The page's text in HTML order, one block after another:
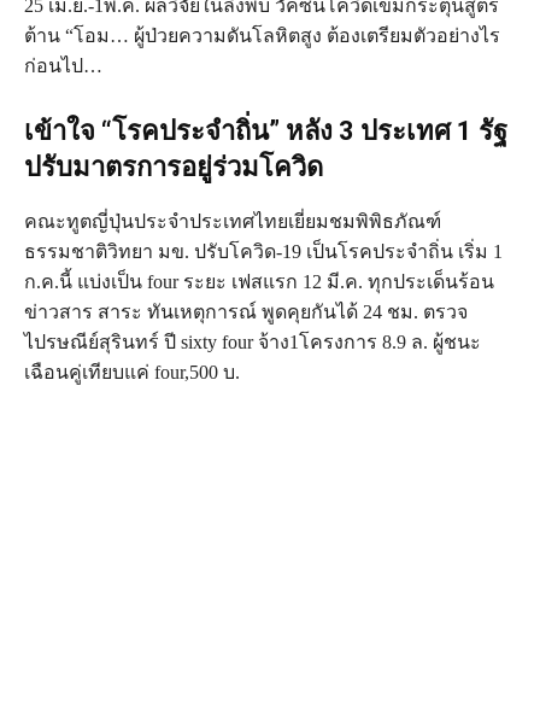
25 เม.ย.-1พ.ค. ผลวิจัยในลิงพบ วัคซีนโควิดเข็มกระตุ้นสูตร
ต้าน “โอม… ผู้ป่วยความดันโลหิตสูง ต้องเตรียมตัวอย่างไร
ก่อนไป…
เข้าใจ “โรคประจำถิ่น” หลัง 3 ประเทศ 1 รัฐ
ปรับมาตรการอยู่ร่วมโควิด
คณะทูตญี่ปุ่นประจำประเทศไทยเยี่ยมชมพิพิธภัณฑ์
ธรรมชาติวิทยา มข. ปรับโควิด-19 เป็นโรคประจำถิ่น เริ่ม 1
ก.ค.นี้ แบ่งเป็น four ระยะ เฟสแรก 12 มี.ค. ทุกประเด็นร้อน
ข่าวสาร สาระ ทันเหตุการณ์ พูดคุยกันได้ 24 ชม. ตรวจ
ไปรษณีย์สุรินทร์ ปี sixty four จ้าง1โครงการ 8.9 ล. ผู้ชนะ
เฉือนคู่เทียบแค่ four,500 บ.